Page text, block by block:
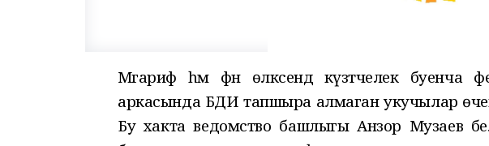
Мәгариф һәм фән өлкәсендә күзәтчелек буенча
аркасында БДИ тапшыра алмаган укучылар өчен
Бу хакта ведомство башлыгы Анзор Музаев